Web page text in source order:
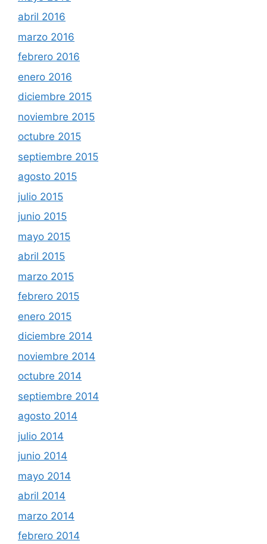
abril 2016
marzo 2016
febrero 2016
enero 2016
diciembre 2015
noviembre 2015
octubre 2015
septiembre 2015
agosto 2015
julio 2015
junio 2015
mayo 2015
abril 2015
marzo 2015
febrero 2015
enero 2015
diciembre 2014
noviembre 2014
octubre 2014
septiembre 2014
agosto 2014
julio 2014
junio 2014
mayo 2014
abril 2014
marzo 2014
febrero 2014